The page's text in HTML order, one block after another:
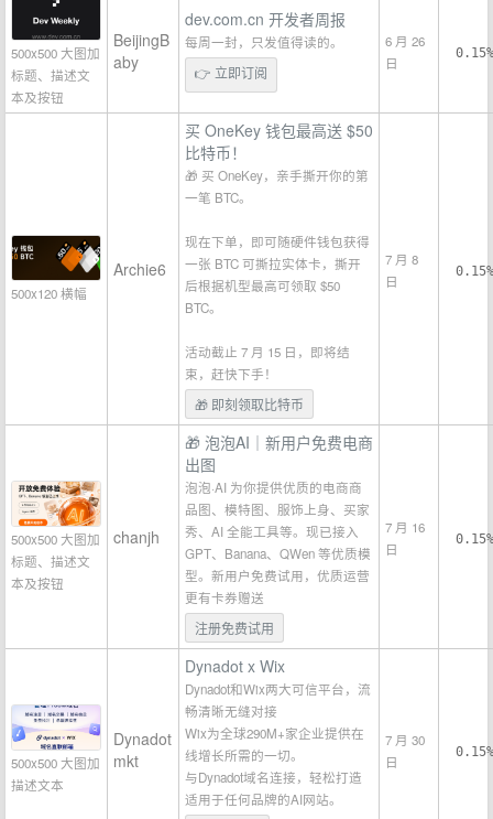
500x500 大图加
标题、描述文
本及按钮
BeijingB
aby
dev.com.cn 开发者周报
每周一封，只发值得读的。
👉 立即订阅
6 月 26
日
0.15%
500x120 横幅
Archie6
买 OneKey 钱包最高送 $50
比特币！
🎁 买 OneKey，亲手撕开你的第
一笔 BTC。
现在下单，即可随硬件钱包获得
一张 BTC 可撕拉实体卡，撕开
后根据机型最高可领取 $50
BTC。
活动截止 7 月 15 日，即将结
束，赶快下手！
🎁 即刻领取比特币
7 月 8
日
0.15%
500x500 大图加
标题、描述文
本及按钮
chanjh
🎁 泡泡AI｜新用户免费电商
出图
泡泡·AI 为你提供优质的电商商
品图、模特图、服饰上身、买家
秀、AI 全能工具等。现已接入
GPT、Banana、QWen 等优质模
型。新用户免费试用，优质运营
更有卡券赠送
注册免费试用
7 月 16
日
0.15%
500x500 大图加
描述文本
Dynadot
mkt
Dynadot x Wix
Dynadot和Wix两大可信平台，流
畅清晰无缝对接
Wix为全球290M+家企业提供在
线增长所需的一切。
与Dynadot域名连接，轻松打造
适用于任何品牌的AI网站。
7 月 30
日
0.15%